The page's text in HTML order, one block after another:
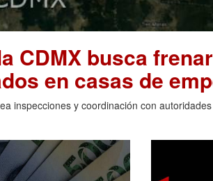
CDMX busca
en casas de
inspecciones y coordinación con